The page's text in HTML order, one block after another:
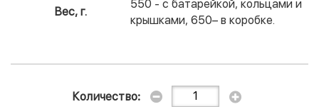
Вес, г.
550 - с батарейкой, кольцами и
крышками, 650– в коробке.
Количество: